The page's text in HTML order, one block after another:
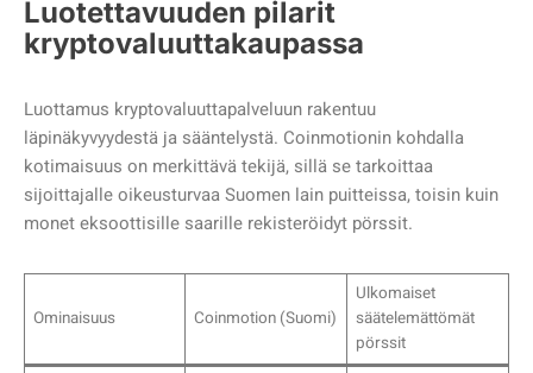
Luotettavuuden pilarit
kryptovaluuttakaupassa
Luottamus kryptovaluuttapalveluun rakentuu
läpinäkyvyydestä ja sääntelystä. Coinmotionin kohdalla
kotimaisuus on merkittävä tekijä, sillä se tarkoittaa
sijoittajalle oikeusturvaa Suomen lain puitteissa, toisin kuin
monet eksoottisille saarille rekisteröidyt pörssit.
Ominaisuus Coinmotion (Suomi)
Ulkomaiset
säätelemättömät
pörssit